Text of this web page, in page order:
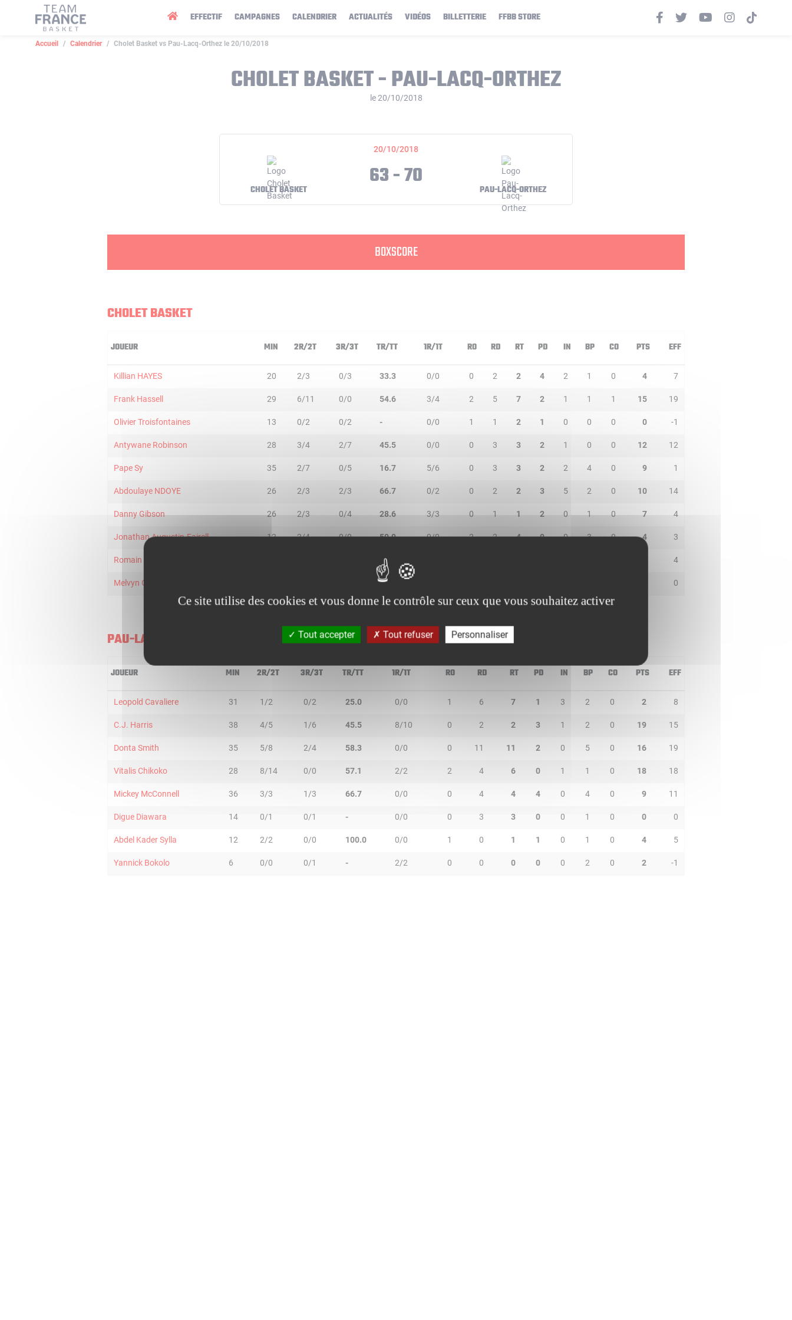
EFFECTIF CAMPAGNES CALENDRIER ACTUALITÉS VIDÉOS BILLETTERIE FFBB STORE
Accueil Calendrier Cholet Basket vs Pau-Lacq-Orthez le 20/10/2018
CHOLET BASKET - PAU-LACQ-ORTHEZ
le 20/10/2018
20/10/2018
CHOLET BASKET 63 - 70 PAU-LACQ-ORTHEZ
BOXSCORE
CHOLET BASKET
JOUEUR MIN 2R/2T 3R/3T TR/TT 1R/1T RO RD RT PD IN BP CO PTS EFF
Killian HAYES 20 2/3 0/3 33.3 0/0 0 2 2 4 2 1 0 4 7
Frank Hassell 29 6/11 0/0 54.6 3/4 2 5 7 2 1 1 1 15 19
Olivier Troisfontaines 13 0/2 0/2 - 0/0 1 1 2 1 0 0 0 0 -1
Antywane Robinson 28 3/4 2/7 45.5 0/0 0 3 3 2 1 0 0 12 12
Pape Sy 35 2/7 0/5 16.7 5/6 0 3 3 2 2 4 0 9 1
Abdoulaye NDOYE 26 2/3 2/3 66.7 0/2 0 2 2 3 5 2 0 10 14
Danny Gibson 26 2/3 0/4 28.6 3/3 0 1 1 2 0 1 0 7 4
Jonathan Augustin-Fairell 12 2/4 0/0 50.0 0/0 2 2 4 0 0 3 0 4 3
Romain Duport 100.0 4
Melvyn Govindy - 0
PAU-LACQ-ORTHEZ
JOUEUR MIN 2R/2T 3R/3T TR/TT 1R/1T RO RD RT PD IN BP CO PTS EFF
Leopold Cavaliere 31 1/2 0/2 25.0 0/0 1 6 7 1 3 2 0 2 8
C.J. Harris 38 4/5 1/6 45.5 8/10 0 2 2 3 1 2 0 19 15
Donta Smith 35 5/8 2/4 58.3 0/0 0 11 11 2 0 5 0 16 19
Vitalis Chikoko 28 8/14 0/0 57.1 2/2 2 4 6 0 1 1 0 18 18
Mickey McConnell 36 3/3 1/3 66.7 0/0 0 4 4 4 0 4 0 9 11
Digue Diawara 14 0/1 0/1 - 0/0 0 3 3 0 0 1 0 0 0
Abdel Kader Sylla 12 2/2 0/0 100.0 0/0 1 0 1 1 0 1 0 4 5
Yannick Bokolo 6 0/0 0/1 - 2/2 0 0 0 0 0 2 0 2 -1
Panneau de gestion des cookies
Ce site utilise des cookies et vous donne le contrôle sur ceux que vous souhaitez activer
Tout accepter Tout refuser Personnaliser